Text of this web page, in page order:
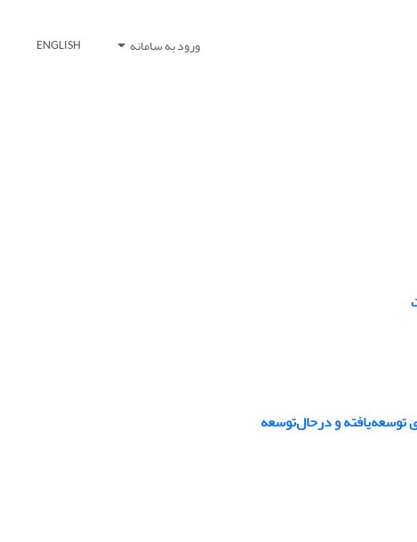
ورود به سامانه ENGLISH
توسعه‌یافته و درحال‌توسعه